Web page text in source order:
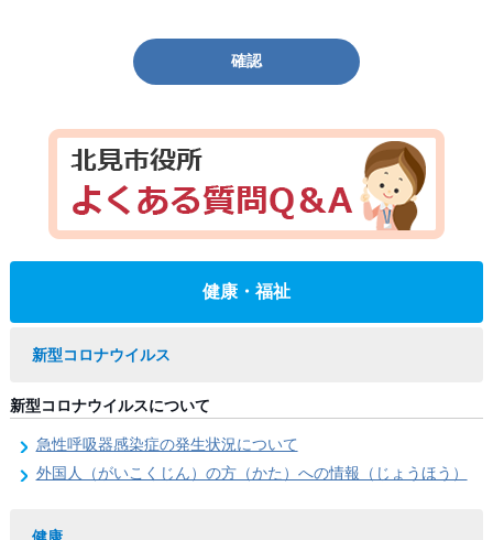
確認
健康・福祉
新型コロナウイルス
新型コロナウイルスについて
急性呼吸器感染症の発生状況について
外国人（がいこくじん）の方（かた）への情報（じょうほう）